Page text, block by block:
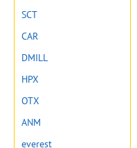
SCT
CAR
DMILL
HPX
OTX
ANM
everest